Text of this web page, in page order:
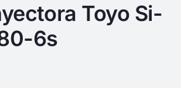
Toyo Si-
6s